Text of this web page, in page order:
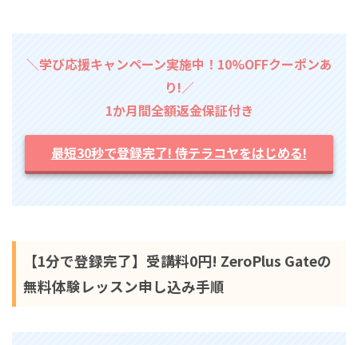
＼学び応援キャンペーン実施中！10%OFFクーポンあ
り!／
1か月間全額返金保証付き
最短30秒で登録完了! 侍テラコヤをはじめる!
【1分で登録完了】受講料0円! ZeroPlus Gateの
無料体験レッスン申し込み手順